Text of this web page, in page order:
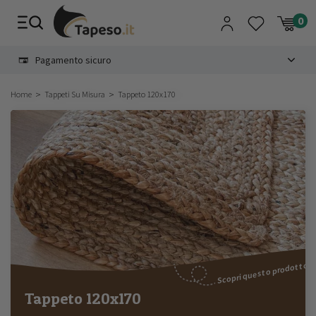
30 giorni di recesso
Home Tappeti Su Misura Tappeto 120x170
Tappeto 120x170
Scopri questo prodotto